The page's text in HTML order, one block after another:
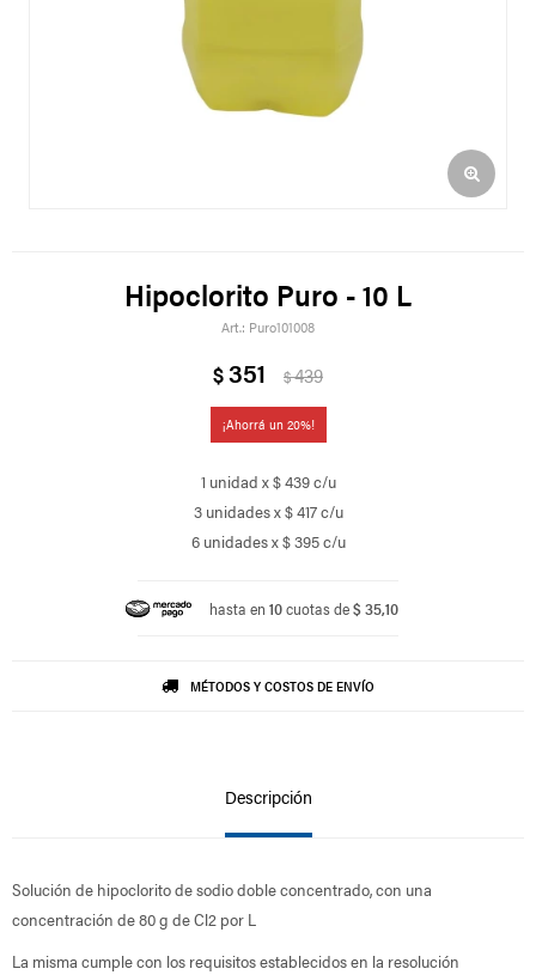
Hipoclorito Puro - 10 L
Puro101008
$351 $439
20
1 unidad x $ 439 c/u
3 unidades x $ 417 c/u
6 unidades x $ 395 c/u
hasta en 10cuotas de$ 35,10
MÉTODOS Y COSTOS DE ENVÍO
Descripción
Solución de hipoclorito de sodio doble concentrado, con una
concentración de 80 g de Cl2 por L
La misma cumple con los requisitos establecidos en la resolución